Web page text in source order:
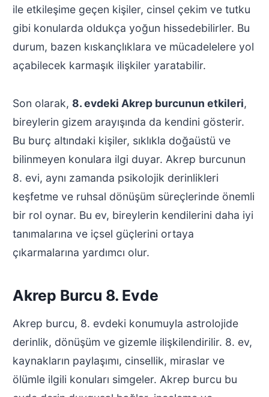
ile etkileşime geçen kişiler, cinsel çekim ve tutku
gibi konularda oldukça yoğun hissedebilirler. Bu
durum, bazen kıskançlıklara ve mücadelelere yol
açabilecek karmaşık ilişkiler yaratabilir.
Son olarak, 8. evdeki Akrep burcunun etkileri,
bireylerin gizem arayışında da kendini gösterir.
Bu burç altındaki kişiler, sıklıkla doğaüstü ve
bilinmeyen konulara ilgi duyar. Akrep burcunun
8. evi, aynı zamanda psikolojik derinlikleri
keşfetme ve ruhsal dönüşüm süreçlerinde önemli
bir rol oynar. Bu ev, bireylerin kendilerini daha iyi
tanımalarına ve içsel güçlerini ortaya
çıkarmalarına yardımcı olur.
Akrep Burcu 8. Evde
Akrep burcu, 8. evdeki konumuyla astrolojide
derinlik, dönüşüm ve gizemle ilişkilendirilir. 8. ev,
kaynakların paylaşımı, cinsellik, miraslar ve
ölümle ilgili konuları simgeler. Akrep burcu bu